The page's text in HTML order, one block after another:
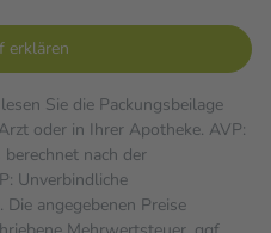
erklären
Sie die Packungsbeilage
oder in Ihrer Apotheke. AVP:
nach der
Unverbindliche
angegebenen Preise